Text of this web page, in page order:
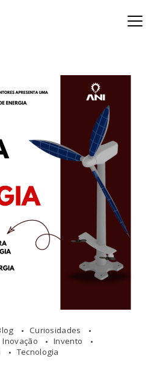
Curiosidades
Inovação
Invento
Tecnologia